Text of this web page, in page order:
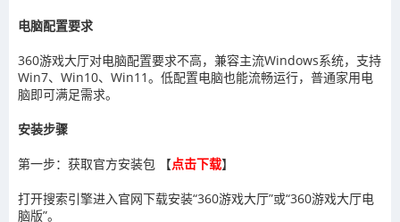
电脑配置要求
360游戏大厅对电脑配置要求不高，兼容主流Windows系统，支持
Win7、Win10、Win11。低配置电脑也能流畅运行，普通家用电
脑即可满足需求。
安装步骤
第一步：获取官方安装包 【点击下载】
打开搜索引擎进入官网下载安装“360游戏大厅”或“360游戏大厅电
脑版”。